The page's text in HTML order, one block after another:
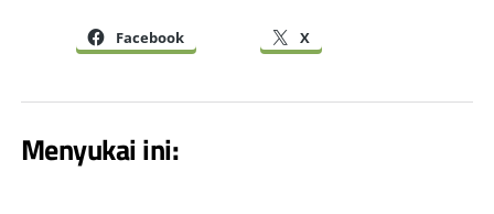
Facebook X
Menyukai ini: